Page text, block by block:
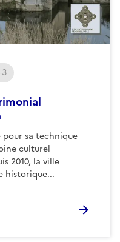
sa technique
culturel
2010, la ville
historique...